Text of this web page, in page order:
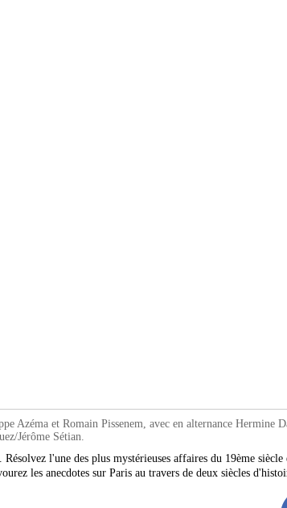
Azéma et Romain Pissenem, avec en alternance
Jérôme Sétian.
l'une des plus mystérieuses affaires du 19ème
les anecdotes sur Paris au travers de deux siècles